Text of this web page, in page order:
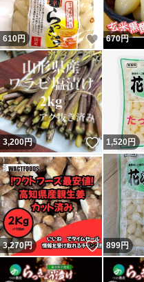
610円 いいね！
670円
3,200円 いいね！
1,520円
3,270円 いいね！
899円